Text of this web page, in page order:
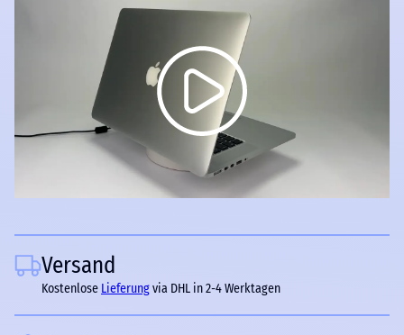
Versand
Kostenlose Lieferungvia DHL in 2-4 Werktagen